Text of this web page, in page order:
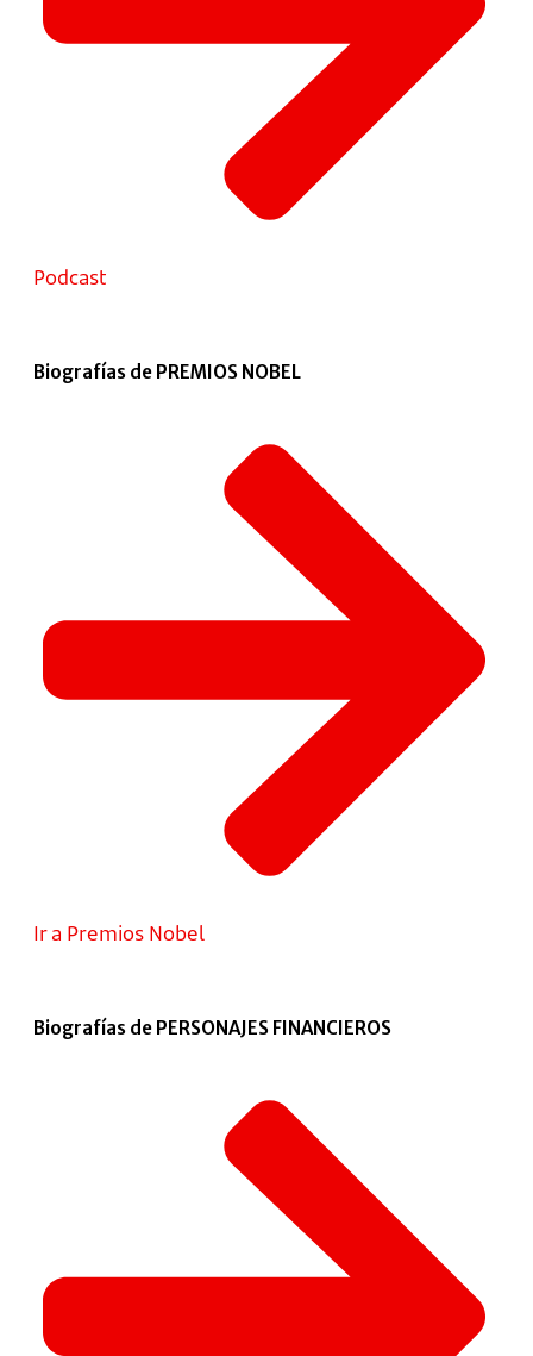
Podcast
Biografías de PREMIOS NOBEL
Ir a Premios Nobel
Biografías de PERSONAJES FINANCIEROS